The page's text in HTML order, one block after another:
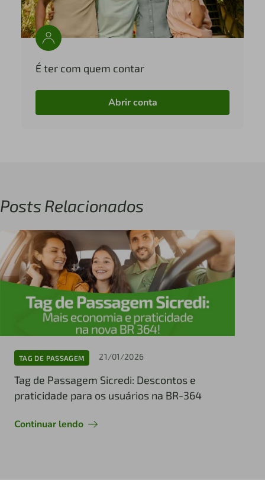
É ter com quem contar
Abrir conta
Posts Relacionados
TAG DE PASSAGEM 21/01/2026
Tag de Passagem Sicredi: Descontos e
praticidade para os usuários na BR-364
Continuar lendo